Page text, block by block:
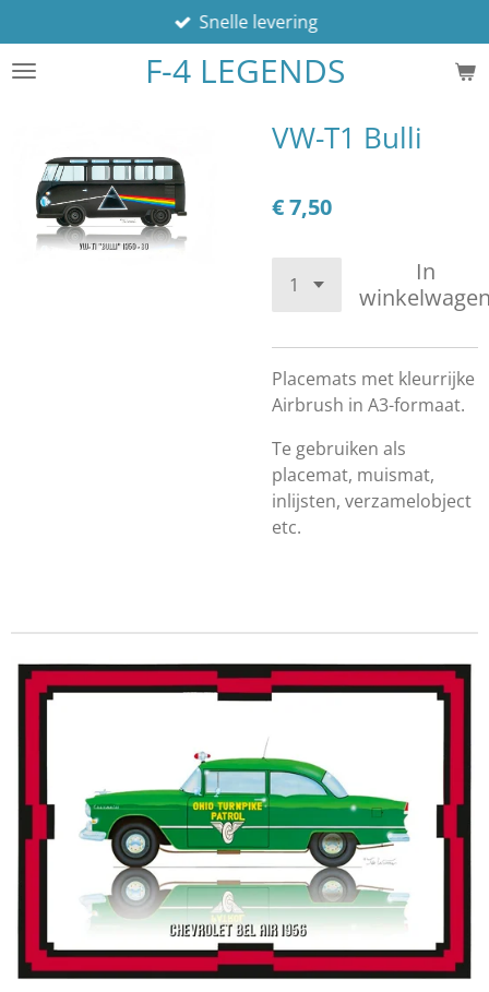
direct
naar
F-4 LEGENDS
Snelle levering
VW-T1 Bulli
€ 7,50
In
Placemats met kleurrijke
Airbrush in A3-formaat.
Te gebruiken als
placemat, muismat,
inlijsten, verzamelobject
etc.